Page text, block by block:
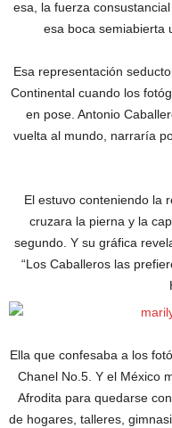
esa, la fuerza
esa boca semiabierta
Esa representación
Continental cuando los
en pose. Antonio
vuelta al mundo, narraría
El estuvo conteniendo la
cruzara la pierna y la
segundo. Y su gráfica
“Los Caballeros las
Ella que confesaba a los
Chanel No.5. Y el México
Afrodita para quedarse
de hogares, talleres,